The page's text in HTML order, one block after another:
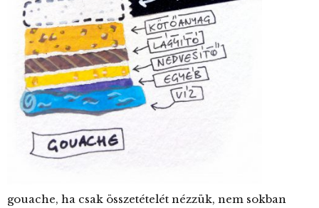
gouache, ha csak összetételét nézzük, nem sokban